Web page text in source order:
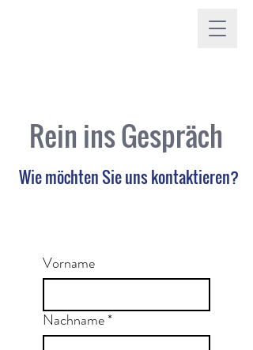
Rein ins Gespräch
Wie möchten Sie uns kontaktieren?
Vorname
Nachname*